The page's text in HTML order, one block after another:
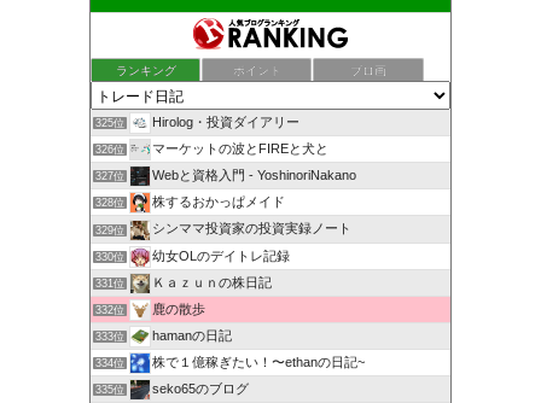
ランキング ポイント ブロ画
325位 Hirolog・投資ダイアリー
326位 マーケットの波とFIREと犬と
327位 Webと資格入門 - YoshinoriNakano
328位 株するおかっぱメイド
329位 シンママ投資家の投資実録ノート
330位 幼女OLのデイトレ記録
331位 Ｋａｚｕｎの株日記
332位 鹿の散歩
333位 hamanの日記
334位 株で１億稼ぎたい！〜ethanの日記~
335位 seko65のブログ